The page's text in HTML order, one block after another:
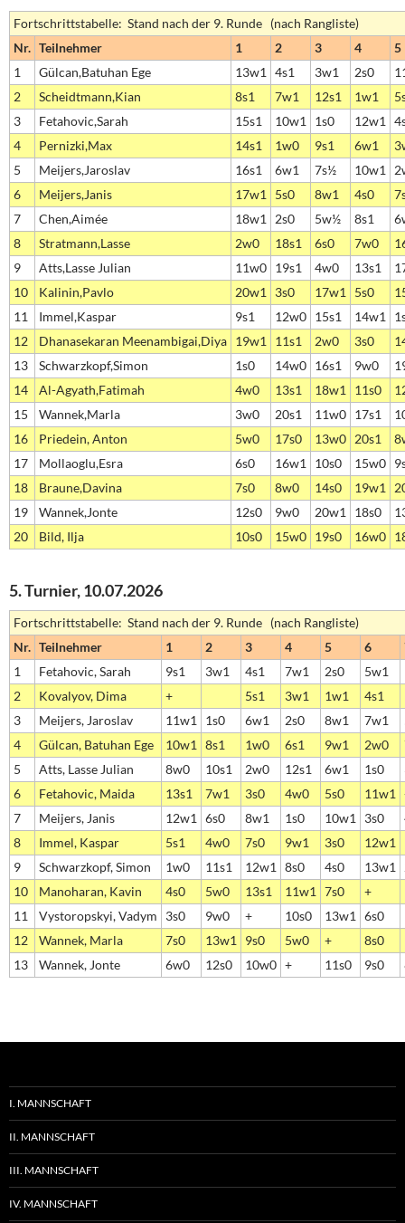
Fortschrittstabelle: Stand nach der 9. Runde (nach Rangliste)
Nr. Teilnehmer 1 2 3 4
5
1
Gülcan,Batuhan Ege 13w1 4s1 3w1 2s0
2
Scheidtmann,Kian 8s1 7w1 12s1 1w1
3
Fetahovic,Sarah 15s1 10w1 1s0 12w1
4
Pernizki,Max 14s1 1w0 9s1 6w1
5
Meijers,Jaroslav 16s1 6w1 7s½ 10w1
6
Meijers,Janis 17w1 5s0 8w1 4s0
7
Chen,Aimée 18w1 2s0 5w½ 8s1
8
Stratmann,Lasse 2w0 18s1 6s0 7w0
9
Atts,Lasse Julian 11w0 19s1 4w0 13s1
10
Kalinin,Pavlo 20w1 3s0 17w1 5s0
11
Immel,Kaspar 9s1 12w0 15s1 14w1
12
Dhanasekaran Meenambigai,Diya 19w1 11s1 2w0 3s0
13
Schwarzkopf,Simon 1s0 14w0 16s1 9w0
14
Al-Agyath,Fatimah 4w0 13s1 18w1 11s0
15
Wannek,Marla 3w0 20s1 11w0 17s1
16
Priedein, Anton 5w0 17s0 13w0 20s1
17
Mollaoglu,Esra 6s0 16w1 10s0 15w0
18
Braune,Davina 7s0 8w0 14s0 19w1
19
Wannek,Jonte 12s0 9w0 20w1 18s0
20
Bild, Ilja 10s0 15w0 19s0 16w0
5. Turnier, 10.07.2026
Fortschrittstabelle: Stand nach der 9. Runde (nach Rangliste)
Nr. Teilnehmer 1 2 3 4 5 6
1
Fetahovic, Sarah 9s1 3w1 4s1 7w1 2s0 5w1
2
Kovalyov, Dima + 5s1 3w1 1w1 4s1
3
Meijers, Jaroslav 11w1 1s0 6w1 2s0 8w1 7w1
4
Gülcan, Batuhan Ege 10w1 8s1 1w0 6s1 9w1 2w0
5
Atts, Lasse Julian 8w0 10s1 2w0 12s1 6w1 1s0
6
Fetahovic, Maida 13s1 7w1 3s0 4w0 5s0 11w1
7
Meijers, Janis 12w1 6s0 8w1 1s0 10w1 3s0
8
Immel, Kaspar 5s1 4w0 7s0 9w1 3s0 12w1
9
Schwarzkopf, Simon 1w0 11s1 12w1 8s0 4s0 13w1
10
Manoharan, Kavin 4s0 5w0 13s1 11w1 7s0 +
11
Vystoropskyi, Vadym 3s0 9w0 + 10s0 13w1 6s0
12
Wannek, Marla 7s0 13w1 9s0 5w0 + 8s0
13
Wannek, Jonte 6w0 12s0 10w0 + 11s0 9s0
I. MANNSCHAFT
II. MANNSCHAFT
III. MANNSCHAFT
IV. MANNSCHAFT